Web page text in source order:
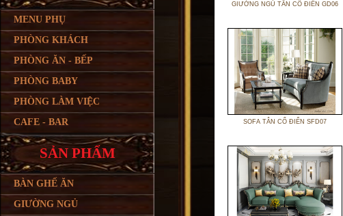
MENU PHỤ
PHÒNG KHÁCH
PHÒNG ĂN - BẾP
PHÒNG BABY
PHÒNG LÀM VIỆC
CAFE - BAR
SẢN PHẨM
BÀN GHẾ ĂN
GIƯỜNG NGỦ
GIƯỜNG NGỦ TÂN CỔ ĐIỂN GD06
SOFA TÂN CỔ ĐIỂN SFD07